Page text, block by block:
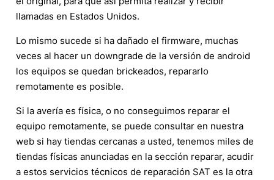
llamadas en Estados Unidos.
Lo mismo sucede si ha dañado el firmware, muchas
veces al hacer un downgrade de la versión de android
los equipos se quedan brickeados, repararlo
remotamente es posible.
Si la avería es física, o no conseguimos reparar el
equipo remotamente, se puede consultar en nuestra
web si hay tiendas cercanas a usted, tenemos miles de
tiendas físicas anunciadas en la sección reparar, acudir
a estos servicios técnicos de reparación SAT es la otra